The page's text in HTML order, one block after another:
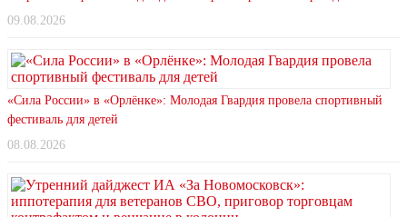
09.08.2026
«Сила России» в «Орлёнке»: Молодая Гвардия провела спортивный
фестиваль для детей
08.08.2026